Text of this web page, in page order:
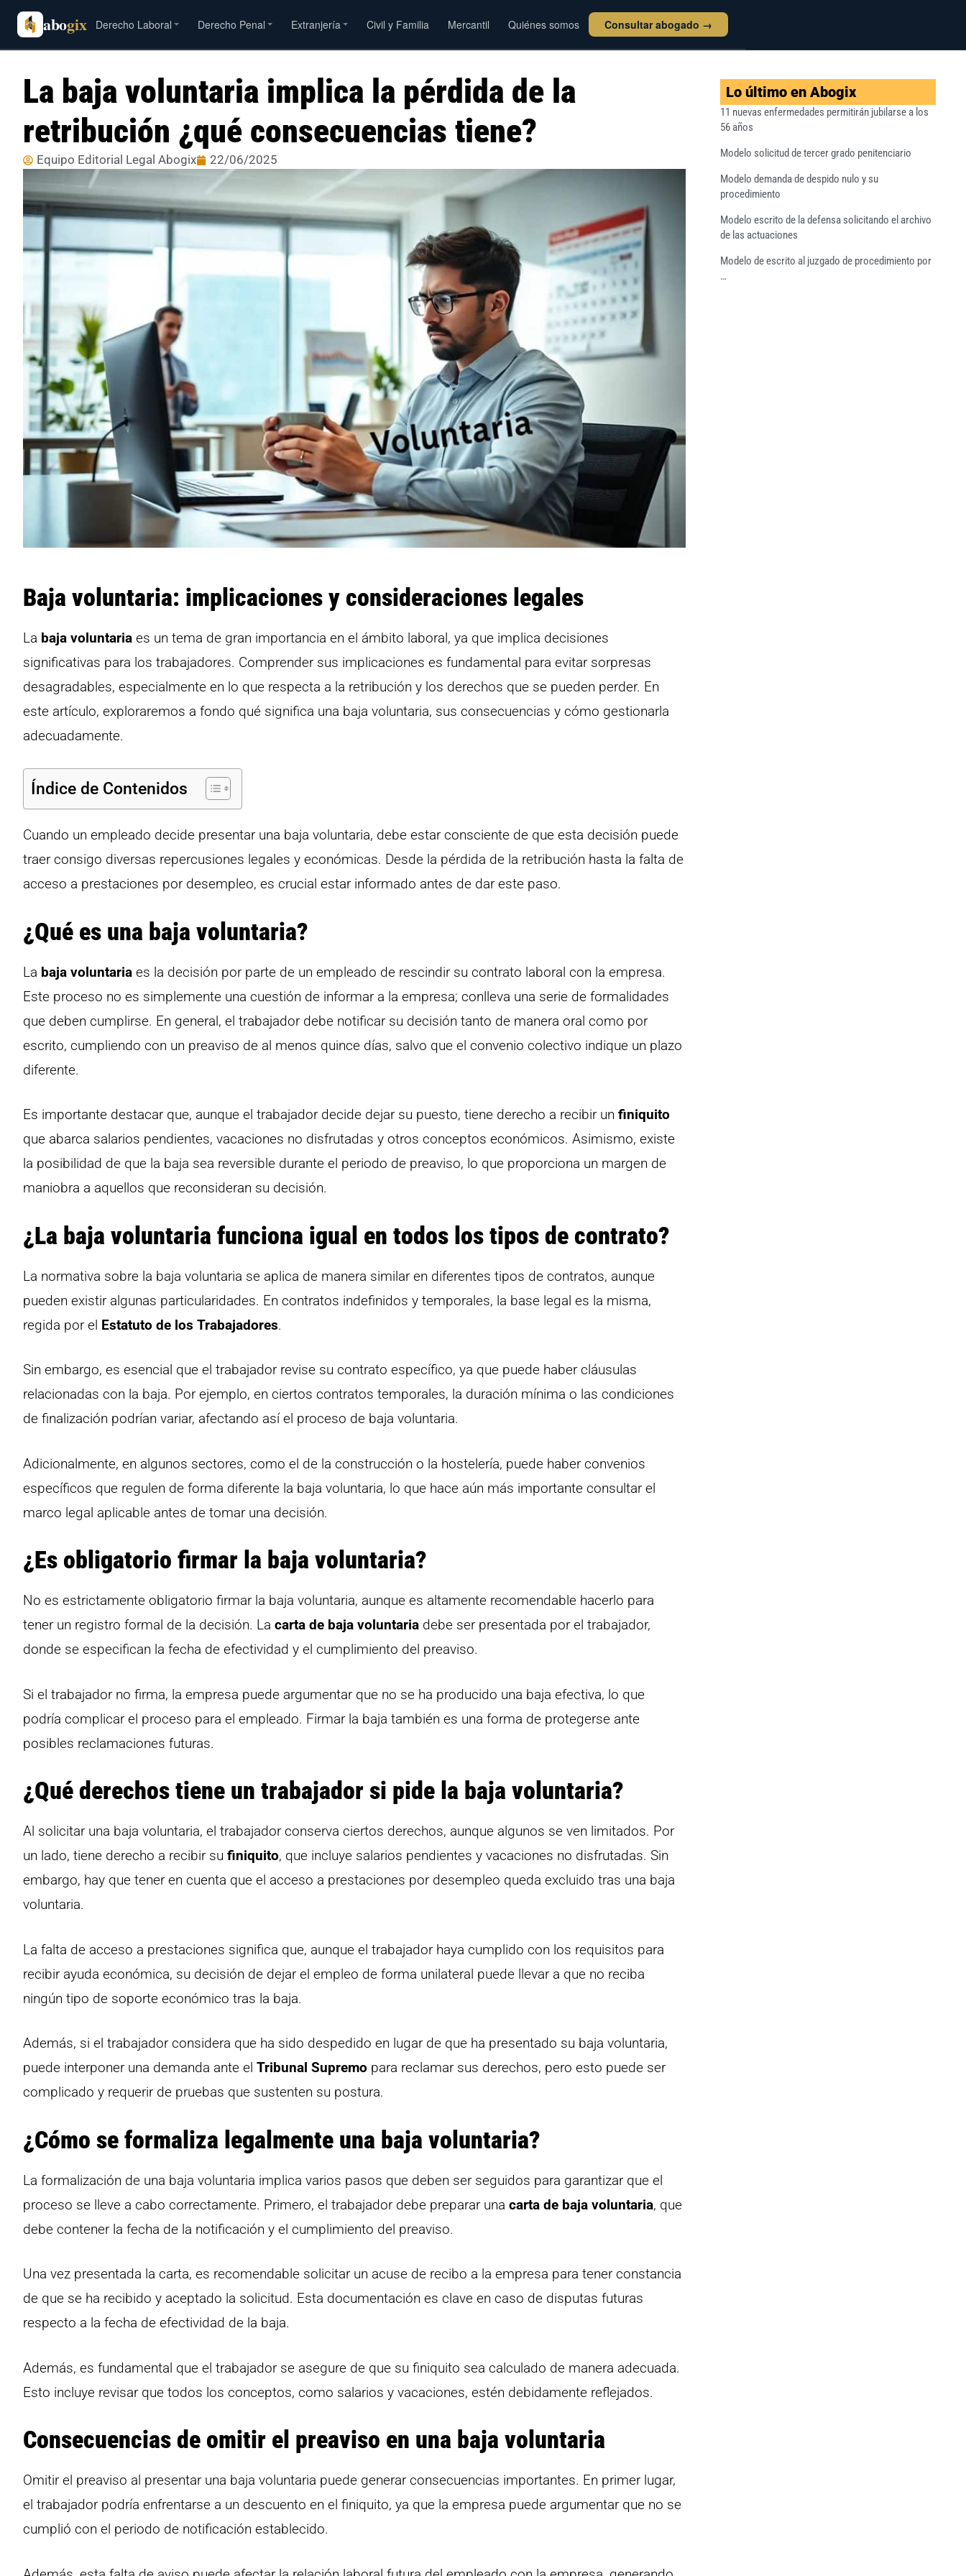
abogix Derecho Laboral Derecho Penal Extranjería Civil y Familia Mercantil Quiénes somos Consultar abogado →
La baja voluntaria implica la pérdida de la
retribución ¿qué consecuencias tiene?
Equipo Editorial Legal Abogix 22/06/2025
Baja voluntaria: implicaciones y consideraciones legales
La baja voluntaria es un tema de gran importancia en el ámbito laboral, ya que implica decisiones
significativas para los trabajadores. Comprender sus implicaciones es fundamental para evitar sorpresas
desagradables, especialmente en lo que respecta a la retribución y los derechos que se pueden perder. En
este artículo, exploraremos a fondo qué significa una baja voluntaria, sus consecuencias y cómo gestionarla
adecuadamente.
Índice de Contenidos
Cuando un empleado decide presentar una baja voluntaria, debe estar consciente de que esta decisión puede
traer consigo diversas repercusiones legales y económicas. Desde la pérdida de la retribución hasta la falta de
acceso a prestaciones por desempleo, es crucial estar informado antes de dar este paso.
¿Qué es una baja voluntaria?
La baja voluntaria es la decisión por parte de un empleado de rescindir su contrato laboral con la empresa.
Este proceso no es simplemente una cuestión de informar a la empresa; conlleva una serie de formalidades
que deben cumplirse. En general, el trabajador debe notificar su decisión tanto de manera oral como por
escrito, cumpliendo con un preaviso de al menos quince días, salvo que el convenio colectivo indique un plazo
diferente.
Es importante destacar que, aunque el trabajador decide dejar su puesto, tiene derecho a recibir un finiquito
que abarca salarios pendientes, vacaciones no disfrutadas y otros conceptos económicos. Asimismo, existe
la posibilidad de que la baja sea reversible durante el periodo de preaviso, lo que proporciona un margen de
maniobra a aquellos que reconsideran su decisión.
¿La baja voluntaria funciona igual en todos los tipos de contrato?
La normativa sobre la baja voluntaria se aplica de manera similar en diferentes tipos de contratos, aunque
pueden existir algunas particularidades. En contratos indefinidos y temporales, la base legal es la misma,
regida por el Estatuto de los Trabajadores.
Sin embargo, es esencial que el trabajador revise su contrato específico, ya que puede haber cláusulas
relacionadas con la baja. Por ejemplo, en ciertos contratos temporales, la duración mínima o las condiciones
de finalización podrían variar, afectando así el proceso de baja voluntaria.
Adicionalmente, en algunos sectores, como el de la construcción o la hostelería, puede haber convenios
específicos que regulen de forma diferente la baja voluntaria, lo que hace aún más importante consultar el
marco legal aplicable antes de tomar una decisión.
¿Es obligatorio firmar la baja voluntaria?
No es estrictamente obligatorio firmar la baja voluntaria, aunque es altamente recomendable hacerlo para
tener un registro formal de la decisión. La carta de baja voluntaria debe ser presentada por el trabajador,
donde se especifican la fecha de efectividad y el cumplimiento del preaviso.
Si el trabajador no firma, la empresa puede argumentar que no se ha producido una baja efectiva, lo que
podría complicar el proceso para el empleado. Firmar la baja también es una forma de protegerse ante
posibles reclamaciones futuras.
¿Qué derechos tiene un trabajador si pide la baja voluntaria?
Al solicitar una baja voluntaria, el trabajador conserva ciertos derechos, aunque algunos se ven limitados. Por
un lado, tiene derecho a recibir su finiquito, que incluye salarios pendientes y vacaciones no disfrutadas. Sin
embargo, hay que tener en cuenta que el acceso a prestaciones por desempleo queda excluido tras una baja
voluntaria.
La falta de acceso a prestaciones significa que, aunque el trabajador haya cumplido con los requisitos para
recibir ayuda económica, su decisión de dejar el empleo de forma unilateral puede llevar a que no reciba
ningún tipo de soporte económico tras la baja.
Además, si el trabajador considera que ha sido despedido en lugar de que ha presentado su baja voluntaria,
puede interponer una demanda ante el Tribunal Supremo para reclamar sus derechos, pero esto puede ser
complicado y requerir de pruebas que sustenten su postura.
¿Cómo se formaliza legalmente una baja voluntaria?
La formalización de una baja voluntaria implica varios pasos que deben ser seguidos para garantizar que el
proceso se lleve a cabo correctamente. Primero, el trabajador debe preparar una carta de baja voluntaria, que
debe contener la fecha de la notificación y el cumplimiento del preaviso.
Una vez presentada la carta, es recomendable solicitar un acuse de recibo a la empresa para tener constancia
de que se ha recibido y aceptado la solicitud. Esta documentación es clave en caso de disputas futuras
respecto a la fecha de efectividad de la baja.
Además, es fundamental que el trabajador se asegure de que su finiquito sea calculado de manera adecuada.
Esto incluye revisar que todos los conceptos, como salarios y vacaciones, estén debidamente reflejados.
Consecuencias de omitir el preaviso en una baja voluntaria
Omitir el preaviso al presentar una baja voluntaria puede generar consecuencias importantes. En primer lugar,
el trabajador podría enfrentarse a un descuento en el finiquito, ya que la empresa puede argumentar que no se
cumplió con el periodo de notificación establecido.
Lo último en Abogix
11 nuevas enfermedades permitirán jubilarse a los
56 años
Modelo solicitud de tercer grado penitenciario
Modelo demanda de despido nulo y su
procedimiento
Modelo escrito de la defensa solicitando el archivo
de las actuaciones
Modelo de escrito al juzgado de procedimiento por
…